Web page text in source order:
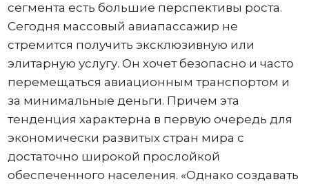
сегмента есть большие перспективы роста.
Сегодня массовый авиапассажир не
стремится получить эксклюзивную или
элитарную услугу. Он хочет безопасно и часто
перемещаться авиационным транспортом и
за минимальные деньги. Причем эта
тенденция характерна в первую очередь для
экономически развитых стран мира с
достаточно широкой прослойкой
обеспеченного населения. «Однако создавать